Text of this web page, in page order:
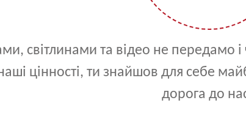
світлинами та відео не передамо
цінності, ти знайшов для себе
дорога до